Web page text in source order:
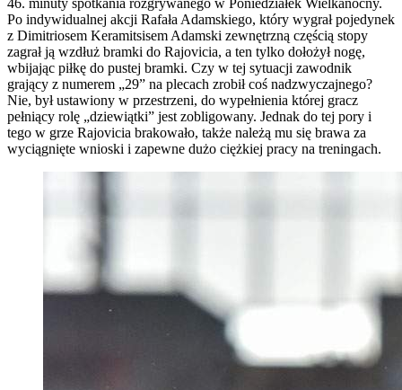
46. minuty spotkania rozgrywanego w Poniedziałek Wielkanocny.
Po indywidualnej akcji Rafała Adamskiego, który wygrał pojedynek
z Dimitriosem Keramitsisem Adamski zewnętrzną częścią stopy
zagrał ją wzdłuż bramki do Rajovicia, a ten tylko dołożył nogę,
wbijając piłkę do pustej bramki. Czy w tej sytuacji zawodnik
grający z numerem „29” na plecach zrobił coś nadzwyczajnego?
Nie, był ustawiony w przestrzeni, do wypełnienia której gracz
pełniący rolę „dziewiątki” jest zobligowany. Jednak do tej pory i
tego w grze Rajovicia brakowało, także należą mu się brawa za
wyciągnięte wnioski i zapewne dużo ciężkiej pracy na treningach.